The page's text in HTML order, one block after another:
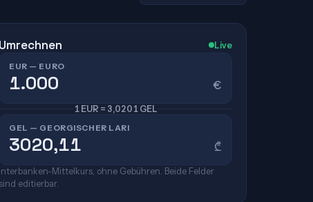
Umrechnen Live
EUR — EURO
€
1 EUR = 3,0201 GEL
GEL — GEORGISCHER LARI
₾
Interbanken-Mittelkurs, ohne Gebühren. Beide Felder
sind editierbar.